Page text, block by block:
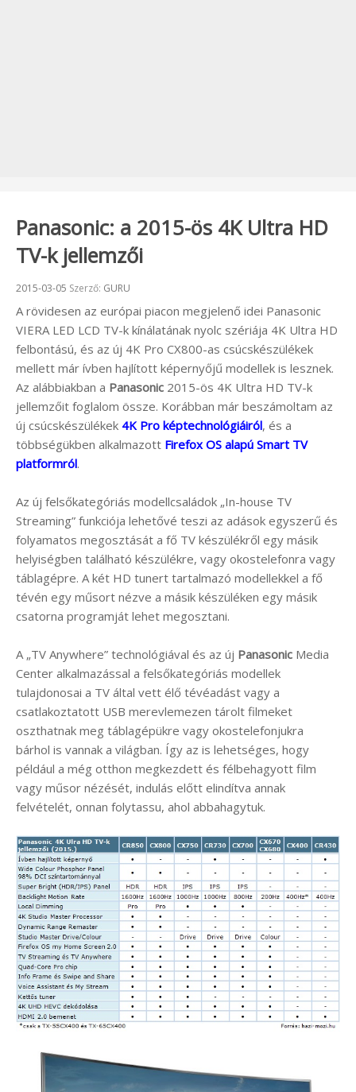
Panasonic: a 2015-ös 4K Ultra HD
TV-k jellemzői
Beküldve:
2015-03-05 Szerző: GURU
A rövidesen az európai piacon megjelenő idei Panasonic
VIERA LED LCD TV-k kínálatának nyolc szériája 4K Ultra HD
felbontású, és az új 4K Pro CX800-as csúcskészülékek
mellett már ívben hajlított képernyőjű modellek is lesznek.
Az alábbiakban a Panasonic 2015-ös 4K Ultra HD TV-k
jellemzőit foglalom össze. Korábban már beszámoltam az
új csúcskészülékek 4K Pro képtechnológiáiról, és a
többségükben alkalmazott Firefox OS alapú Smart TV
platformról.
Az új felsőkategóriás modellcsaládok „In-house TV
Streaming” funkciója lehetővé teszi az adások egyszerű és
folyamatos megosztását a fő TV készülékről egy másik
helyiségben található készülékre, vagy okostelefonra vagy
táblagépre. A két HD tunert tartalmazó modellekkel a fő
tévén egy műsort nézve a másik készüléken egy másik
csatorna programját lehet megosztani.
A „TV Anywhere” technológiával és az új Panasonic Media
Center alkalmazással a felsőkategóriás modellek
tulajdonosai a TV által vett élő tévéadást vagy a
csatlakoztatott USB merevlemezen tárolt filmeket
oszthatnak meg táblagépükre vagy okostelefonjukra
bárhol is vannak a világban. Így az is lehetséges, hogy
például a még otthon megkezdett és félbehagyott film
vagy műsor nézését, indulás előtt elindítva annak
felvételét, onnan folytassu, ahol abbahagytuk.